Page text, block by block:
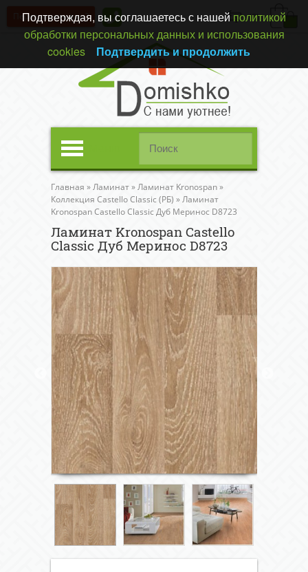
(0)
Перезвонить вам?
Главная »Ламинат»Ламинат Kronospan»
Коллекция Castello Classic (РБ) »Ламинат
Kronospan Castello Classic Дуб Меринос D8723
Ламинат Kronospan Castello
Classic Дуб Меринос D8723
Подтверждая, вы соглашаетесь с нашей политикой
обработки персональных данных и использования
cookies
Подтвердить и продолжить